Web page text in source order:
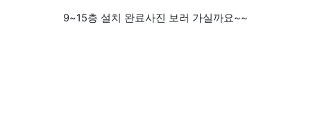
9~15층 설치 완료사진 보러 가실까요~~